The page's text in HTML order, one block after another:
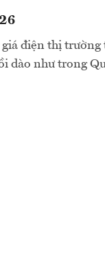
điện thị trường
dào như trong